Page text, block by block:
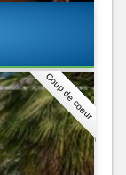
Coup de coeur